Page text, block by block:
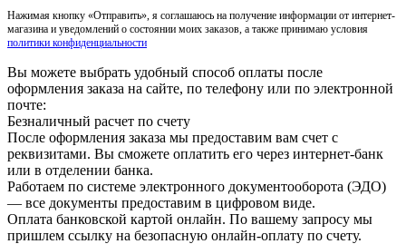
Нажимая кнопку «Отправить», я соглашаюсь на получение информации от интернет-
магазина и уведомлений о состоянии моих заказов, а также принимаю условия
политики конфиденциальности
Вы можете выбрать удобный способ оплаты после
оформления заказа на сайте, по телефону или по электронной
почте:
Безналичный расчет по счету
После оформления заказа мы предоставим вам счет с
реквизитами. Вы сможете оплатить его через интернет-банк
или в отделении банка.
Работаем по системе электронного документооборота (ЭДО)
— все документы предоставим в цифровом виде.
Оплата банковской картой онлайн. По вашему запросу мы
пришлем ссылку на безопасную онлайн-оплату по счету.